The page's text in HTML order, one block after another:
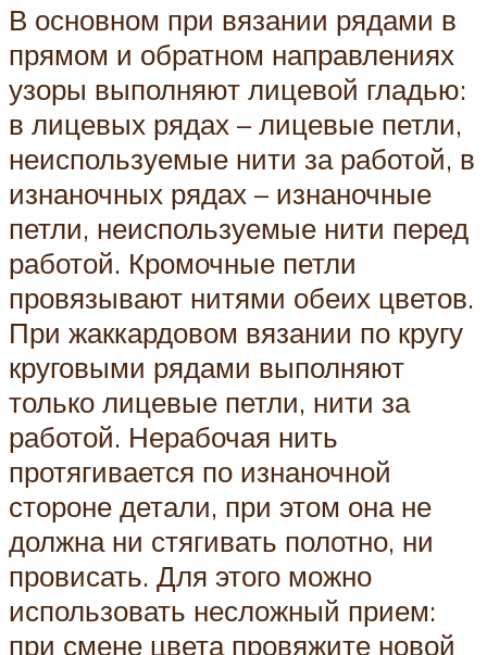
В основном при вязании рядами в
прямом и обратном направлениях
узоры выполняют лицевой гладью:
в лицевых рядах – лицевые петли,
неиспользуемые нити за работой, в
изнаночных рядах – изнаночные
петли, неиспользуемые нити перед
работой. Кромочные петли
провязывают нитями обеих цветов.
При жаккардовом вязании по кругу
круговыми рядами выполняют
только лицевые петли, нити за
работой. Нерабочая нить
протягивается по изнаночной
стороне детали, при этом она не
должна ни стягивать полотно, ни
провисать. Для этого можно
использовать несложный прием:
при смене цвета провяжите новой